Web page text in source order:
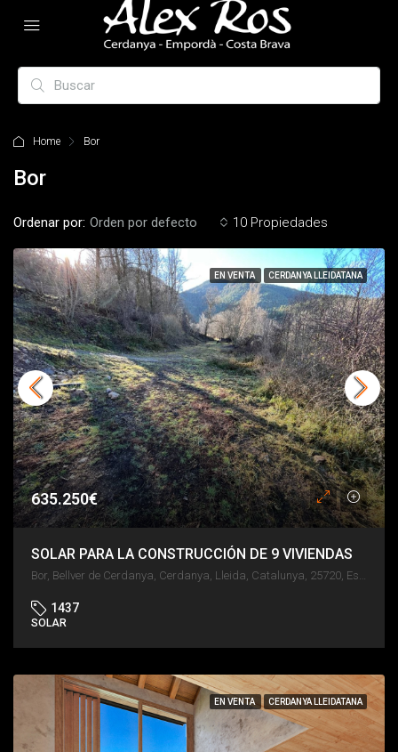
Home Bor
Bor
10 Propiedades
Ordenar por: Orden por defecto
EN VENTA CERDANYA LLEIDATANA
635.250€
SOLAR PARA LA CONSTRUCCIÓN DE 9 VIVIENDAS
1437
SOLAR
EN VENTA CERDANYA LLEIDATANA